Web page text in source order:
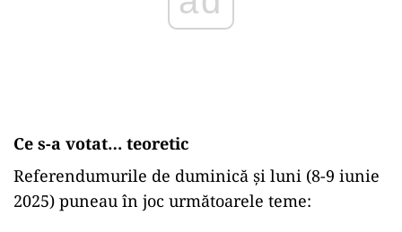
Ce s-a votat… teoretic
Referendumurile de duminică şi luni (8-9 iunie
2025) puneau în joc următoarele teme: